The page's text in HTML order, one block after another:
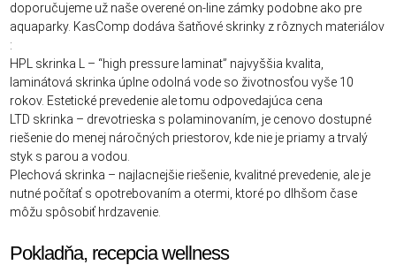
doporučujeme už naše overené on-line zámky podobne ako pre
aquaparky. KasComp dodáva šatňové skrinky z rôznych materiálov
:
HPL skrinka L – “high pressure laminat” najvyššia kvalita,
laminátová skrinka úplne odolná vode so životnosťou vyše 10
rokov. Estetické prevedenie ale tomu odpovedajúca cena
LTD skrinka – drevotrieska s polaminovaním, je cenovo dostupné
riešenie do menej náročných priestorov, kde nie je priamy a trvalý
styk s parou a vodou.
Plechová skrinka – najlacnejšie riešenie, kvalitné prevedenie, ale je
nutné počítať s opotrebovaním a otermi, ktoré po dlhšom čase
môžu spôsobiť hrdzavenie.
Pokladňa, recepcia wellness